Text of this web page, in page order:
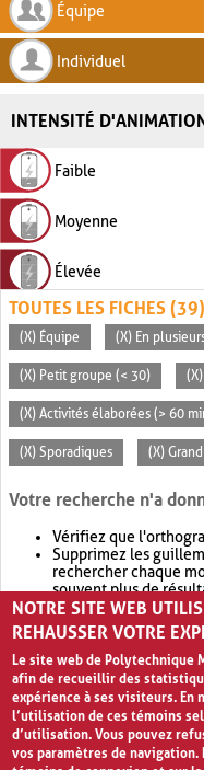
Équipe
Individuel
INTENSITÉ
Faible
Moyenne
Élevée
TOUTES LES FICHES (39)
(X) Équipe (X) En
(X) Petit groupe (< 30)
(X) Activités élaborées (> 60
(X) Sporadiques (X)
Votre recherche n'a
Vérifiez que
Supprimez les
rechercher chaque
souvent plus de
Envisagez d'élargir
retournera souvent
NOTRE SITE WEB
REHAUSSER VOTRE
Le site web de Polytechnique
afin de recueillir des
expérience à ses visiteurs. En
l’utilisation de ces témoins
d’utilisation. Vous pouvez
vos paramètres de navigation.